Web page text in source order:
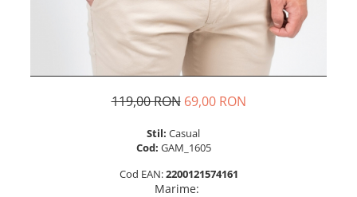
119,00 RON 69,00 RON
Stil: Casual
Cod: GAM_1605
Cod EAN:2200121574161
Marime: